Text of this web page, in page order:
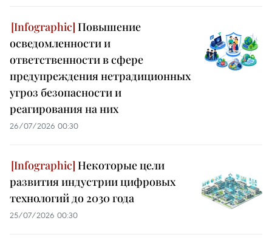
Повышение
осведомленности и
ответственности в сфере
предупреждения нетрадиционных
угроз безопасности и
реагирования на них
26/07/2026 00:30
Некоторые цели
развития индустрии цифровых
технологий до 2030 года
25/07/2026 00:30